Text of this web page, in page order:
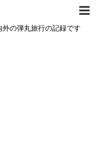
の弾丸旅行の記録です